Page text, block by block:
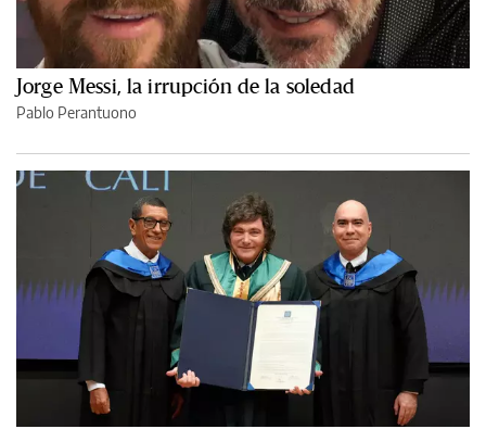
Jorge Messi, la irrupción de la soledad
Pablo Perantuono